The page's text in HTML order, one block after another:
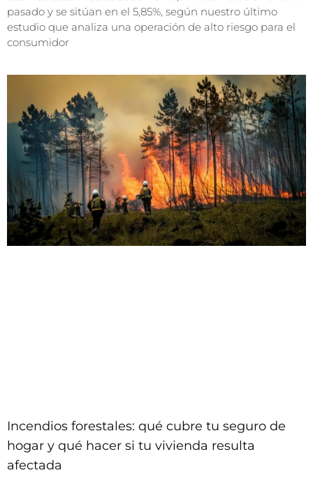
pasado y se sitúan en el 5,85%, según nuestro último
estudio que analiza una operación de alto riesgo para el
consumidor
Incendios forestales: qué cubre tu seguro de
hogar y qué hacer si tu vivienda resulta
afectada